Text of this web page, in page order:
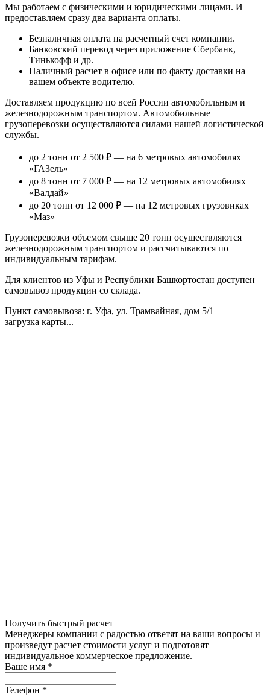
Мы работаем с физическими и юридическими лицами. И
предоставляем сразу два варианта оплаты.
Безналичная оплата на расчетный счет компании.
Банковский перевод через приложение Сбербанк,
Тинькофф и др.
Наличный расчет в офисе или по факту доставки на
вашем объекте водителю.
Доставляем продукцию по всей России автомобильным и
железнодорожным транспортом. Автомобильные
грузоперевозки осуществляются силами нашей логистической
службы.
до 2 тонн от 2 500 ₽ — на 6 метровых автомобилях
«ГАЗель»
до 8 тонн от 7 000 ₽ — на 12 метровых автомобилях
«Валдай»
до 20 тонн от 12 000 ₽ — на 12 метровых грузовиках
«Маз»
Грузоперевозки объемом свыше 20 тонн осуществляются
железнодорожным транспортом и рассчитываются по
индивидуальным тарифам.
Для клиентов из Уфы и Республики Башкортостан доступен
самовывоз продукции со склада.
Пункт самовывоза: г. Уфа, ул. Трамвайная, дом 5/1
загрузка карты...
Получить быстрый расчет
Менеджеры компании с радостью ответят на ваши вопросы и
произведут расчет стоимости услуг и подготовят
индивидуальное коммерческое предложение.
Ваше имя *
Телефон *